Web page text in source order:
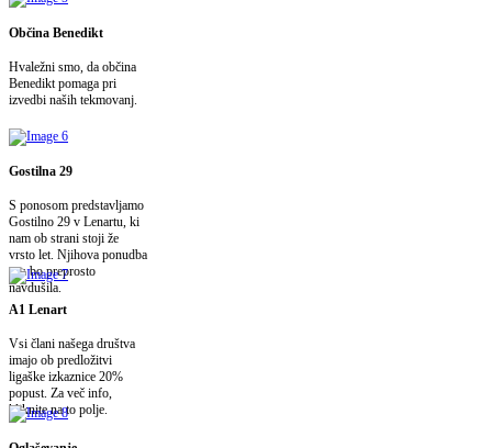
Občina Benedikt
Hvaležni smo, da občina
Benedikt pomaga pri
izvedbi naših tekmovanj.
Gostilna 29
S ponosom predstavljamo
Gostilno 29 v Lenartu, ki
nam ob strani stoji že
vrsto let. Njihova ponudba
vas bo preprosto
navdušila.
A1 Lenart
Vsi člani našega društva
imajo ob predložitvi
ligaške izkaznice 20%
popust. Za več info,
kliknite na to polje.